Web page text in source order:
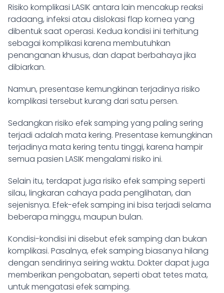
Risiko komplikasi LASIK antara lain mencakup reaksi
radaang, infeksi atau dislokasi flap kornea yang
dibentuk saat operasi. Kedua kondisi ini terhitung
sebagai komplikasi karena membutuhkan
penanganan khusus, dan dapat berbahaya jika
dibiarkan.
Namun, presentase kemungkinan terjadinya risiko
komplikasi tersebut kurang dari satu persen.
Sedangkan risiko efek samping yang paling sering
terjadi adalah mata kering. Presentase kemungkinan
terjadinya mata kering tentu tinggi, karena hampir
semua pasien LASIK mengalami risiko ini.
Selain itu, terdapat juga risiko efek samping seperti
silau, lingkaran cahaya pada penglihatan, dan
sejenisnya. Efek-efek samping ini bisa terjadi selama
beberapa minggu, maupun bulan.
Kondisi-kondisi ini disebut efek samping dan bukan
komplikasi. Pasalnya, efek samping biasanya hilang
dengan sendirinya seiring waktu. Dokter dapat juga
memberikan pengobatan, seperti obat tetes mata,
untuk mengatasi efek samping.